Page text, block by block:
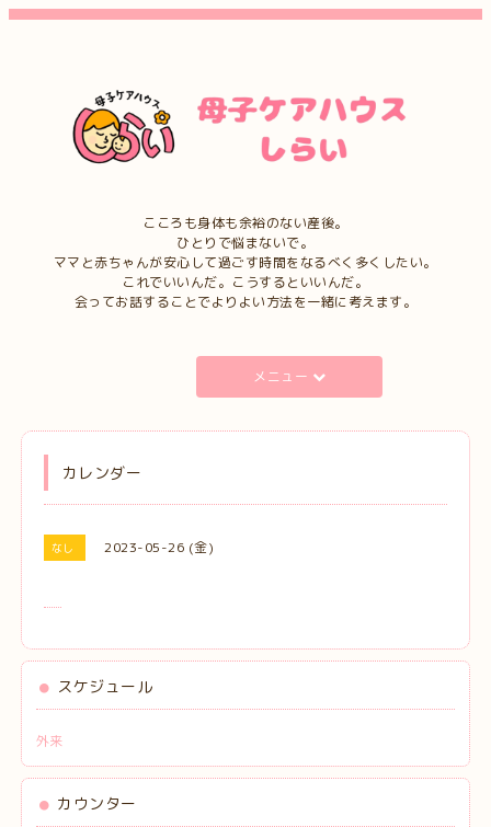
こころも身体も余裕のない産後。
ひとりで悩まないで。
ママと赤ちゃんが安心して過ごす時間をなるべく多くしたい。
これでいいんだ。こうするといいんだ。
会ってお話することでよりよい方法を一緒に考えます。
メニュー
カレンダー
なし 2023-05-26 (金)
スケジュール
外来
カウンター